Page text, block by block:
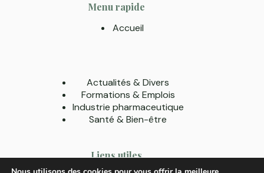
Menu rapide
Accueil
Actualités & Divers
Formations & Emplois
Industrie pharmaceutique
Santé & Bien-être
Liens utiles